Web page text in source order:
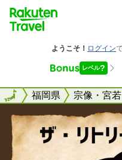
全国福岡県 宗像・宮
全国